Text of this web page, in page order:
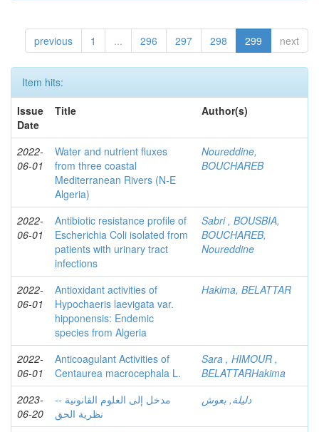
previous 1 ... 296 297 298 299 next
Item hits:
Issue
Date
Title Author(s)
2022-
06-01
Water and nutrient fluxes
from three coastal
Mediterranean Rivers (N-E
Algeria)
Noureddine,
BOUCHAREB
2022-
06-01
Antibiotic resistance profile of
Escherichia Coli isolated from
patients with urinary tract
infections
Sabri , BOUSBIA,
BOUCHAREB,
Noureddine
2022-
06-01
Antioxidant activities of
Hypochaeris laevigata var.
hipponensis: Endemic
species from Algeria
Hakima, BELATTAR
2022-
06-01
Anticoagulant Activities of
Centaurea macrocephala L.
Sara , HIMOUR ,
BELATTARHakima
2023-
06-20
-مدخل إلى العلوم القانونية -
نظرية الحق
دليلة, بعوش